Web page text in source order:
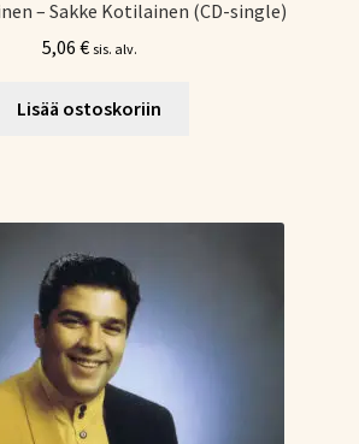
– Sakke Kotilainen (CD-single)
5,06 € sis. alv.
Lisää ostoskoriin